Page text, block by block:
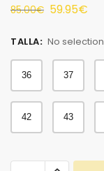
85.00€ 59.95€
TALLA: No selection
36 37
42 43